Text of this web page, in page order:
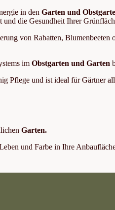
in denGarten und
die Gesundheit Ihrer
von Rabatten, Blumenbeeten
imObstgarten und Garten
Pflege und ist ideal für Gärtner
Garten.
und Farbe in Ihre